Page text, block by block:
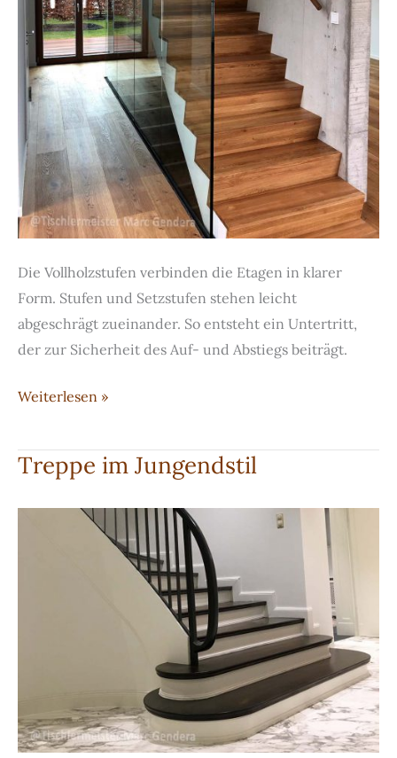
Die Vollholzstufen verbinden die Etagen in klarer
Form. Stufen und Setzstufen stehen leicht
abgeschrägt zueinander. So entsteht ein Untertritt,
der zur Sicherheit des Auf- und Abstiegs beiträgt.
Treppe
Eiche-
Massivholz
Weiterlesen »
Treppe im Jungendstil